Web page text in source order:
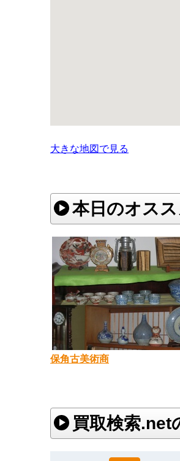
大きな地図で見る
本日のオス
保角古美術商
買取検索.net